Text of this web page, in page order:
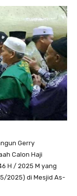
Gerry
Calon Haji
H / 2025 M yang
2025) di Mesjid As-